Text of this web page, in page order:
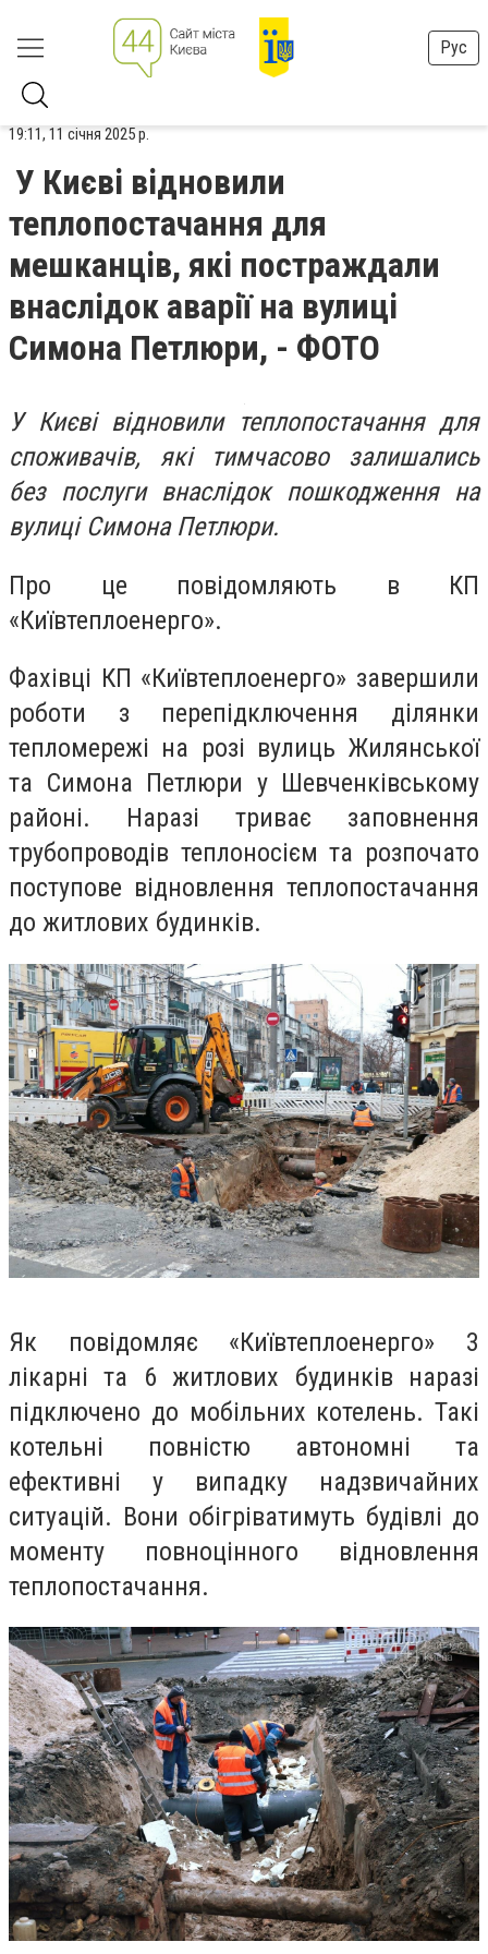
Рус
19:11, 11 січня 2025 р.
У Києві відновили
теплопостачання для
мешканців, які постраждали
внаслідок аварії на вулиці
Симона Петлюри, - ФОТО
У Києві відновили теплопостачання для
споживачів, які тимчасово залишались
без послуги внаслідок пошкодження на
вулиці Симона Петлюри.
Про це повідомляють в КП
«Київтеплоенерго».
Фахівці КП «Київтеплоенерго» завершили
роботи з перепідключення ділянки
тепломережі на розі вулиць Жилянської
та Симона Петлюри у Шевченківському
районі. Наразі триває заповнення
трубопроводів теплоносієм та розпочато
поступове відновлення теплопостачання
до житлових будинків.
Як повідомляє «Київтеплоенерго» 3
лікарні та 6 житлових будинків наразі
підключено до мобільних котелень. Такі
котельні повністю автономні та
ефективні у випадку надзвичайних
ситуацій. Вони обігріватимуть будівлі до
моменту повноцінного відновлення
теплопостачання.